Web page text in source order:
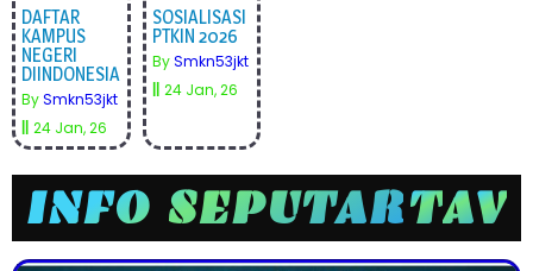
DAFTAR
KAMPUS
NEGERI
DIINDONESIA
BySmkn53jkt
24 Jan, 26
SOSIALISASI
PTKIN 2026
BySmkn53jkt
24 Jan, 26
INFO SEPUTARTAV